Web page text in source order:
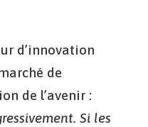
d’innovation
de
de l’avenir :
Si les